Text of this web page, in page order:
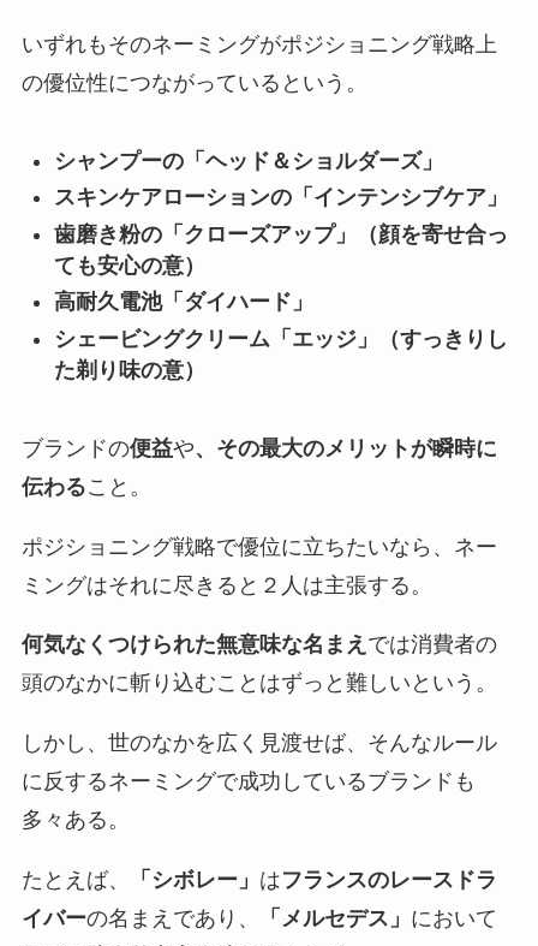
いずれもそのネーミングがポジショニング戦略上
の優位性につながっているという。
シャンプーの「ヘッド＆ショルダーズ」
スキンケアローションの「インテンシブケア」
歯磨き粉の「クローズアップ」（顔を寄せ合っ
ても安心の意）
高耐久電池「ダイハード」
シェービングクリーム「エッジ」（すっきりし
た剃り味の意）
ブランドの便益や、その最大のメリットが瞬時に
伝わること。
ポジショニング戦略で優位に立ちたいなら、ネー
ミングはそれに尽きると２人は主張する。
何気なくつけられた無意味な名まえ では消費者の
頭のなかに斬り込むことはずっと難しいという。
しかし、世のなかを広く見渡せば、そんなルール
に反するネーミングで成功しているブランドも
多々ある。
たとえば、 「シボレー」 はフランスのレースドラ
イバーの名まえであり、 「メルセデス」 において